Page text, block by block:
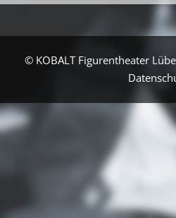
© KOBALT Figurentheater